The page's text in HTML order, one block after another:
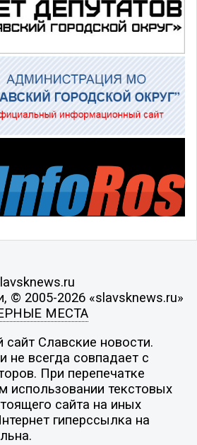
© 2005-2026 «slavsknews.ru»
МЕСТА
Славские новости.
не всегда совпадает с
При перепечатке
использовании текстовых
сайта на иных
гиперссылка на